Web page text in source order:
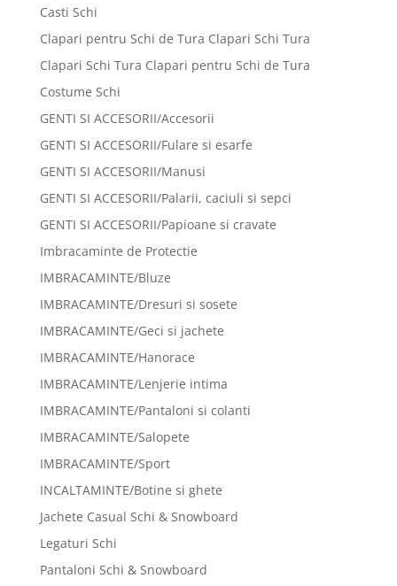
Casti Schi
Clapari pentru Schi de Tura Clapari Schi Tura
Clapari Schi Tura Clapari pentru Schi de Tura
Costume Schi
GENTI SI ACCESORII/Accesorii
GENTI SI ACCESORII/Fulare si esarfe
GENTI SI ACCESORII/Manusi
GENTI SI ACCESORII/Palarii, caciuli si sepci
GENTI SI ACCESORII/Papioane si cravate
Imbracaminte de Protectie
IMBRACAMINTE/Bluze
IMBRACAMINTE/Dresuri si sosete
IMBRACAMINTE/Geci si jachete
IMBRACAMINTE/Hanorace
IMBRACAMINTE/Lenjerie intima
IMBRACAMINTE/Pantaloni si colanti
IMBRACAMINTE/Salopete
IMBRACAMINTE/Sport
INCALTAMINTE/Botine si ghete
Jachete Casual Schi & Snowboard
Legaturi Schi
Pantaloni Schi & Snowboard